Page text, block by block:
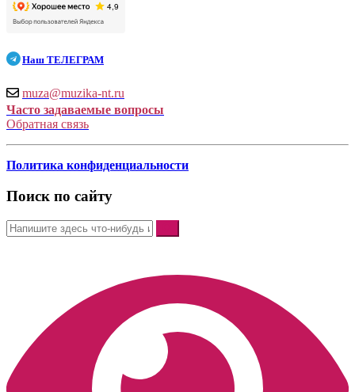
Наш ТЕЛЕГРАМ
muza@muzika-nt.ru
Часто задаваемые вопросы
Обратная связь
Политика конфиденциальности
Поиск по сайту